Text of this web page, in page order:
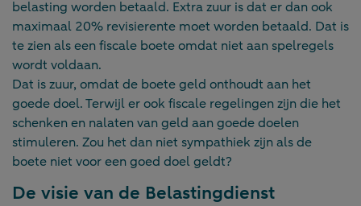
belasting worden betaald. Extra zuur is dat er dan ook
maximaal 20% revisierente moet worden betaald. Dat is
te zien als een fiscale boete omdat niet aan spelregels
wordt voldaan.
Dat is zuur, omdat de boete geld onthoudt aan het
goede doel. Terwijl er ook fiscale regelingen zijn die het
schenken en nalaten van geld aan goede doelen
stimuleren. Zou het dan niet sympathiek zijn als de
boete niet voor een goed doel geldt?
De visie van de Belastingdienst